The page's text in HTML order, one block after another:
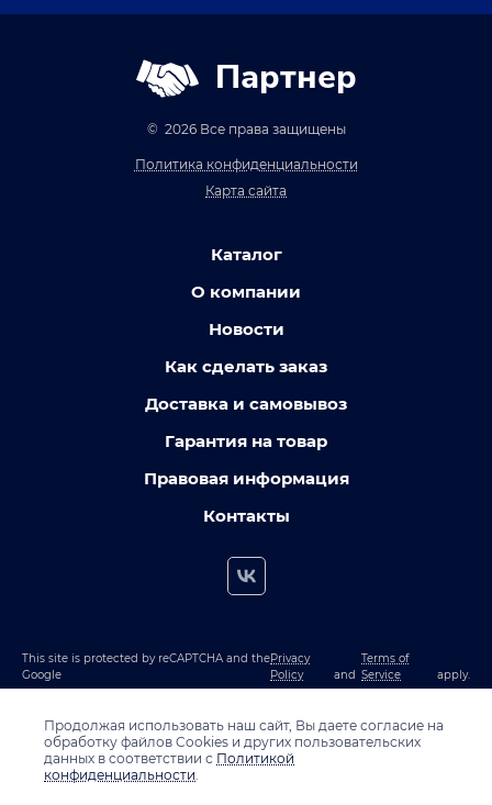
Партнер
© 2026 Все права защищены
Политика конфиденциальности
Карта сайта
Каталог
О компании
Новости
Как сделать заказ
Доставка и самовывоз
Гарантия на товар
Правовая информация
Контакты
This site is protected by reCAPTCHA and the
Google
Privacy
Policy
and
Terms of
Service
apply.
Продолжая использовать наш сайт, Вы даете согласие на
обработку файлов Cookies и других пользовательских
данных в соответствии с Политикой
конфиденциальности.